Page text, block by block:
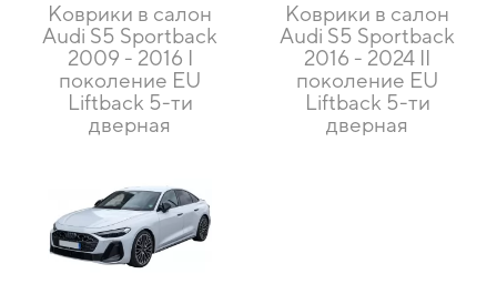
Коврики в салон
Audi S5 Sportback
2009 - 2016 I
поколение EU
Liftback 5-ти
дверная
Коврики в салон
Audi S5 Sportback
2016 - 2024 II
поколение EU
Liftback 5-ти
дверная